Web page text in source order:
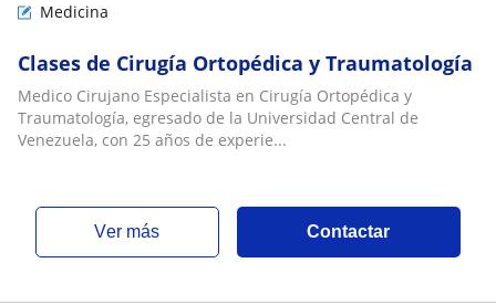
Medicina
Clases de Cirugía Ortopédica y Traumatología
Medico Cirujano Especialista en Cirugía Ortopédica y
Traumatología, egresado de la Universidad Central de
Venezuela, con 25 años de experie...
ver más Contactar